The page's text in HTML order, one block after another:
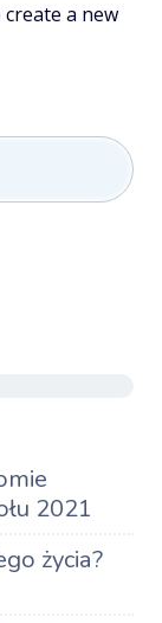
a new
2021
życia?